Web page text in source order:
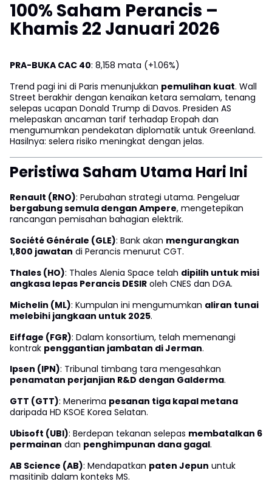
100% Saham Perancis –
Khamis 22 Januari 2026
PRA-BUKA CAC 40: 8,158 mata (+1.06%)
Trend pagi ini di Paris menunjukkan pemulihan kuat. Wall
Street berakhir dengan kenaikan ketara semalam, tenang
selepas ucapan Donald Trump di Davos. Presiden AS
melepaskan ancaman tarif terhadap Eropah dan
mengumumkan pendekatan diplomatik untuk Greenland.
Hasilnya: selera risiko meningkat dengan jelas.
Peristiwa Saham Utama Hari Ini
Renault (RNO): Perubahan strategi utama. Pengeluar
bergabung semula dengan Ampere, mengetepikan
rancangan pemisahan bahagian elektrik.
Société Générale (GLE): Bank akan mengurangkan
1,800 jawatan di Perancis menurut CGT.
Thales (HO): Thales Alenia Space telah dipilih untuk misi
angkasa lepas Perancis DESIR oleh CNES dan DGA.
Michelin (ML): Kumpulan ini mengumumkan aliran tunai
melebihi jangkaan untuk 2025.
Eiffage (FGR): Dalam konsortium, telah memenangi
kontrak penggantian jambatan di Jerman.
Ipsen (IPN): Tribunal timbang tara mengesahkan
penamatan perjanjian R&D dengan Galderma.
GTT (GTT): Menerima pesanan tiga kapal metana
daripada HD KSOE Korea Selatan.
Ubisoft (UBI): Berdepan tekanan selepas membatalkan 6
permainan dan penghimpunan dana gagal.
AB Science (AB): Mendapatkan paten Jepun untuk
masitinib dalam konteks MS.